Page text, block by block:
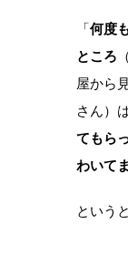
「何度
ところ
屋から
さん）は
てもら
わいて
という